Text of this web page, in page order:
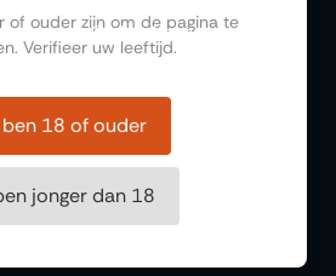
Cadeaubonnen
of ouder zijn om de pagina te
Verifieer uw leeftijd.
ben 18 of ouder
jonger dan 18